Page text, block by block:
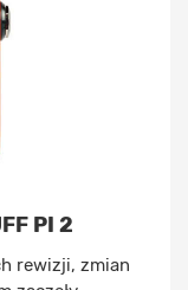
PI 2
rewizji, zmian